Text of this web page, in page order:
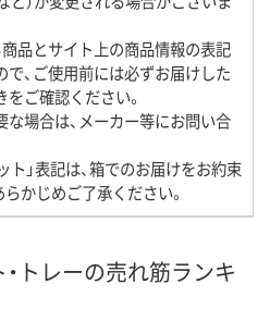
品とサイト上の商品情報の表記
、ご使用前には必ずお届けした
ご確認ください。
場合は、メーカー等にお問い合
ト」表記は、箱でのお届けをお約束
かじめご了承ください。
トレーの売れ筋ランキ